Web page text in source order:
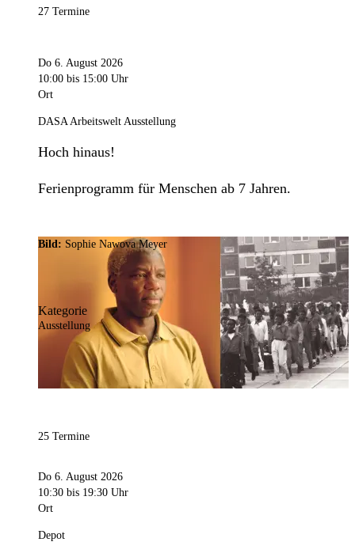
27 Termine
Do 6. August 2026
10:00 bis 15:00 Uhr
Ort
DASA Arbeitswelt Ausstellung
Hoch hinaus!
Ferienprogramm für Menschen ab 7 Jahren.
Bild: Sophie Nawova Meyer
Kategorie
Ausstellung
25 Termine
Do 6. August 2026
10:30 bis 19:30 Uhr
Ort
Depot